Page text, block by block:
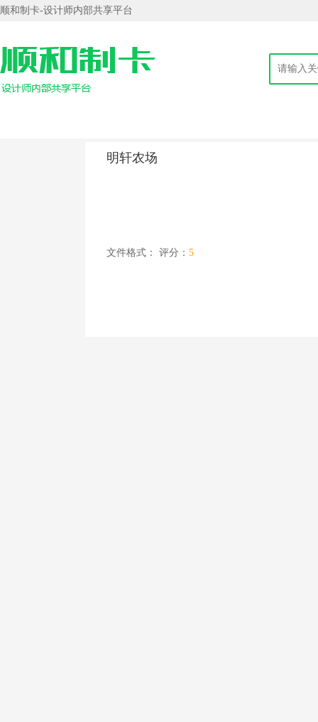
顺和制卡-设计师内部共享平台
明轩农场
文件格式： 评分： 5